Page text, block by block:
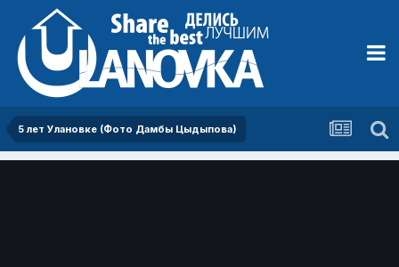
5 лет Улановке (Фото Дамбы Цыдыпова)